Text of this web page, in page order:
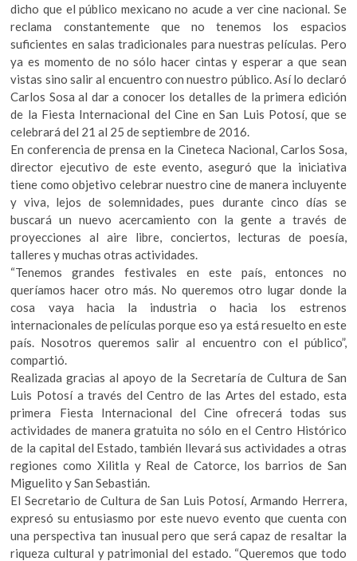
n
dicho que el público mexicano no acude a ver cine nacional. Se
reclama constantemente que no tenemos los espacios
suficientes en salas tradicionales para nuestras películas. Pero
ya es momento de no sólo hacer cintas y esperar a que sean
vistas sino salir al encuentro con nuestro público. Así lo declaró
Carlos Sosa al dar a conocer los detalles de la primera edición
de la Fiesta Internacional del Cine en San Luis Potosí, que se
celebrará del 21 al 25 de septiembre de 2016.
En conferencia de prensa en la Cineteca Nacional, Carlos Sosa,
director ejecutivo de este evento, aseguró que la iniciativa
tiene como objetivo celebrar nuestro cine de manera incluyente
y viva, lejos de solemnidades, pues durante cinco días se
buscará un nuevo acercamiento con la gente a través de
proyecciones al aire libre, conciertos, lecturas de poesía,
talleres y muchas otras actividades.
“Tenemos grandes festivales en este país, entonces no
queríamos hacer otro más. No queremos otro lugar donde la
cosa vaya hacia la industria o hacia los estrenos
internacionales de películas porque eso ya está resuelto en este
país. Nosotros queremos salir al encuentro con el público”,
compartió.
Realizada gracias al apoyo de la Secretaría de Cultura de San
Luis Potosí a través del Centro de las Artes del estado, esta
primera Fiesta Internacional del Cine ofrecerá todas sus
actividades de manera gratuita no sólo en el Centro Histórico
de la capital del Estado, también llevará sus actividades a otras
regiones como Xilitla y Real de Catorce, los barrios de San
Miguelito y San Sebastián.
El Secretario de Cultura de San Luis Potosí, Armando Herrera,
expresó su entusiasmo por este nuevo evento que cuenta con
una perspectiva tan inusual pero que será capaz de resaltar la
riqueza cultural y patrimonial del estado. “Queremos que todo